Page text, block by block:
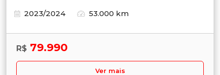
2023/2024
53.000 km
R$ 79.990
Ver mais